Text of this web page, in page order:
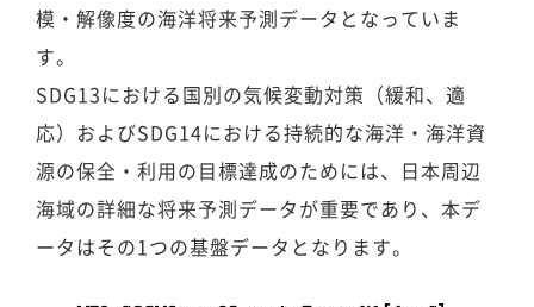
模・解像度の海洋将来予測データとなっていま
す。
SDG13における国別の気候変動対策（緩和、適
応）およびSDG14における持続的な海洋・海洋資
源の保全・利用の目標達成のためには、日本周辺
海域の詳細な将来予測データが重要であり、本デ
ータはその1つの基盤データとなります。